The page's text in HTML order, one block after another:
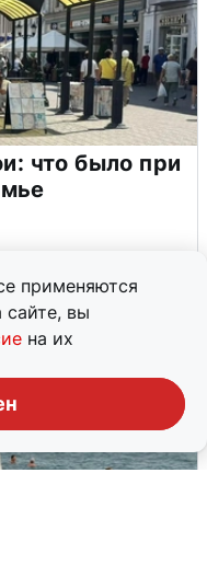
применяются
вы
на их
что было при